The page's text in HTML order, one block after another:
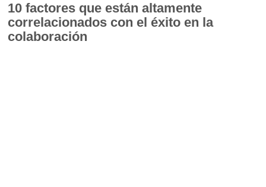
10 factores que están altamente
correlacionados con el éxito en la
colaboración